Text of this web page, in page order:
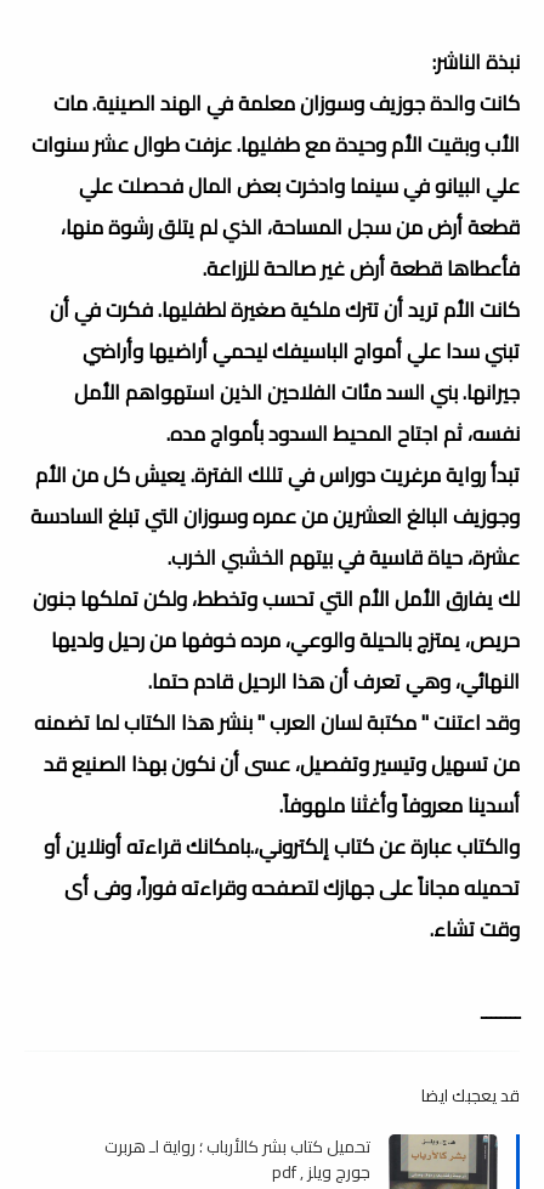
نبذة الناشر:
كانت والدة جوزيف وسوزان معلمة في الهند الصينية. مات
الأب وبقيت الأم وحيدة مع طفليها. عزفت طوال عشر سنوات
علي البيانو في سينما وادخرت بعض المال فحصلت علي
قطعة أرض من سجل المساحة، الذي لم يتلق رشوة منها،
فأعطاها قطعة أرض غير صالحة للزراعة.
كانت الأم تريد أن تترك ملكية صغيرة لطفليها. فكرت في أن
تبني سدا علي أمواج الباسيفك ليحمي أراضيها وأراضي
جيرانها. بني السد مئات الفلاحين الذين استهواهم الأمل
نفسه، ثم اجتاح المحيط السدود بأمواج مده.
تبدأ رواية مرغريت دوراس في تللك الفترة. يعيش كل من الأم
وجوزيف البالغ العشرين من عمره وسوزان التي تبلغ السادسة
عشرة، حياة قاسية في بيتهم الخشبي الخرب.
لك يفارق الأمل الأم التي تحسب وتخطط، ولكن تملكها جنون
حريص، يمتزج بالحيلة والوعي، مرده خوفها من رحيل ولديها
النهائي، وهي تعرف أن هذا الرحيل قادم حتما.
وقد اعتنت " مكتبة لسان العرب " بنشر هذا الكتاب لما تضمنه
من تسهيل وتيسير وتفصيل، عسى أن نكون بهذا الصنيع قد
أسدينا معروفاً وأغثنا ملهوفاً.
والكتاب عبارة عن كتاب إلكتروني،.بامكانك قراءته أونلاين أو
تحميله مجاناً على جهازك لتصفحه وقراءته فوراً، وفى أى
وقت تشاء.
ــــــــ
قد يعجبك ايضا
تحميل كتاب بشر كالأرباب ؛ رواية لـ هربرت
جورج ويلز , pdf